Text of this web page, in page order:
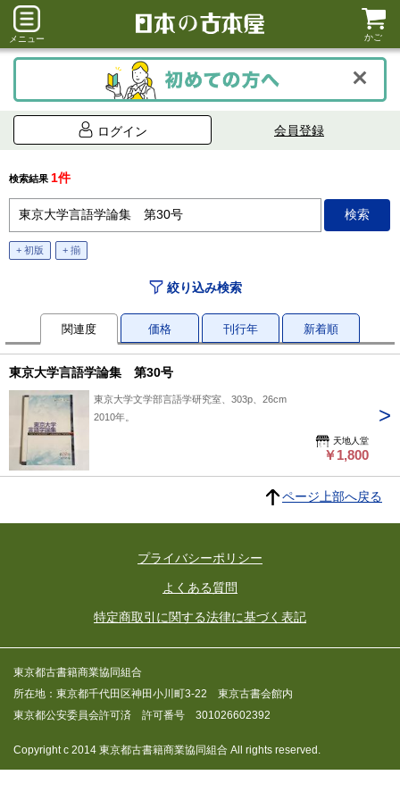
メニュー かご
ログイン 会員登録
検索結果 1件
+ 初版 + 揃
絞り込み検索
関連度 価格 刊行年 新着順
東京大学言語学論集 第30号
東京大学文学部言語学研究室、303p、26cm
2010年。
天地人堂
￥1,800
ページ上部へ戻る
プライバシーポリシー
よくある質問
特定商取引に関する法律に基づく表記
東京都古書籍商業協同組合
所在地：東京都千代田区神田小川町3-22 東京古書会館内
東京都公安委員会許可済 許可番号 301026602392
Copyright c 2014 東京都古書籍商業協同組合 All rights reserved.